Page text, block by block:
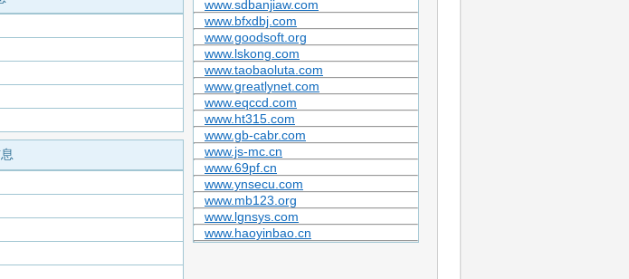
www.sdbanjiaw.com
www.bfxdbj.com
www.goodsoft.org
www.lskong.com
www.taobaoluta.com
www.greatlynet.com
www.eqccd.com
www.ht315.com
www.gb-cabr.com
www.js-mc.cn
www.69pf.cn
www.ynsecu.com
www.mb123.org
www.lgnsys.com
www.haoyinbao.cn